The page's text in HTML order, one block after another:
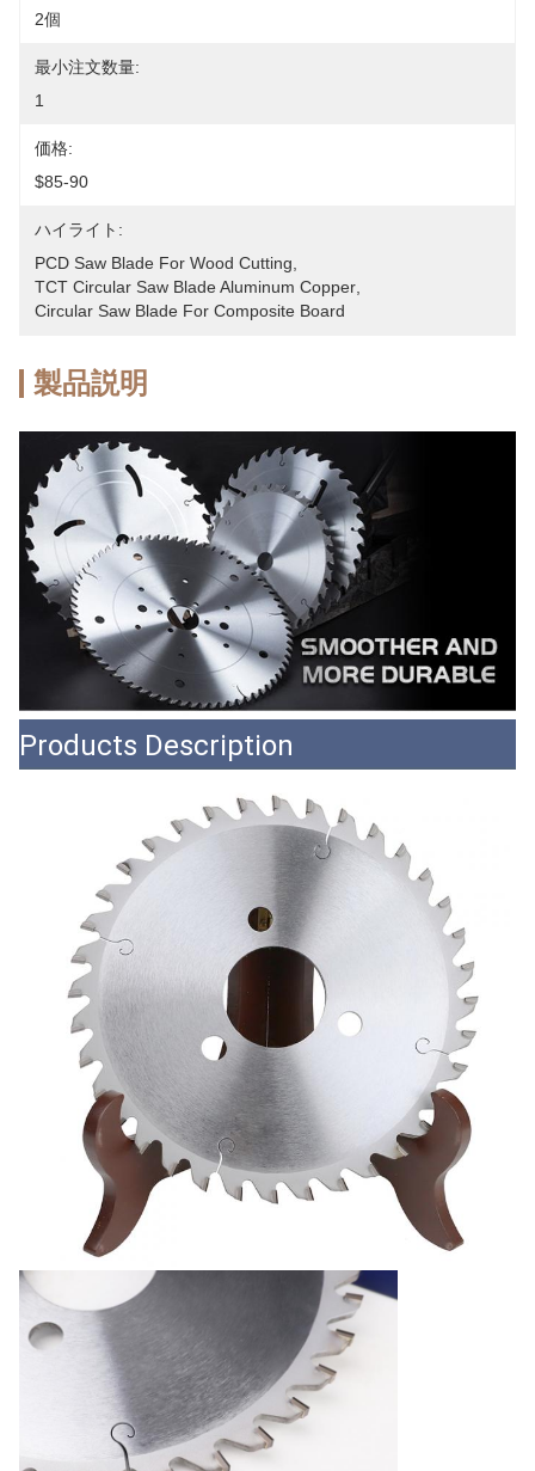
2個
最小注文数量:
1
価格:
$85-90
ハイライト:
PCD Saw Blade For Wood Cutting
TCT Circular Saw Blade Aluminum Copper
Circular Saw Blade For Composite Board
製品説明
Products Description